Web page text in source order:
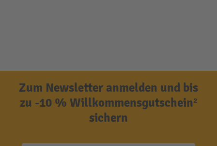
Zum Newsletter anmelden und bis
zu -10 % Willkommensgutschein²
sichern